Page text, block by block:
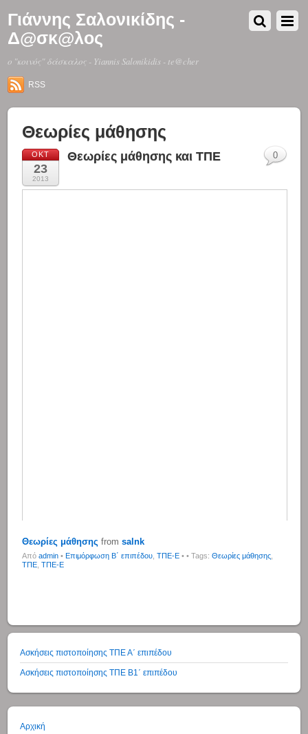
Γιάννης Σαλονικίδης -
Δ@σκ@λος
o "κοινός" δάσκαλος - Yiannis Salonikidis - te@cher
RSS
Θεωρίες μάθησης
ΟΚΤ
23
2013
Θεωρίες μάθησης και ΤΠΕ
Θεωρίες μάθησης fromsalnk
Απόadmin • Επιμόρφωση Β΄ επιπέδου ,ΤΠΕ-Ε •
0
• Tags:Θεωρίες μάθησης
ΤΠΕ ,ΤΠΕ-Ε
Ασκήσεις πιστοποίησης ΤΠΕ Α΄ επιπέδου
Ασκήσεις πιστοποίησης ΤΠΕ Β1΄ επιπέδου
Αρχική